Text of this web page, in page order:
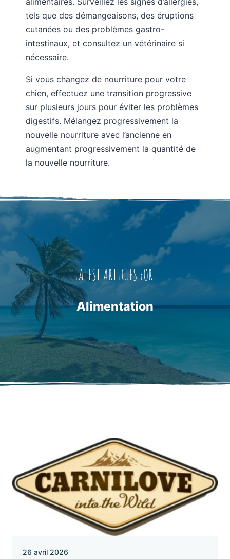
tels que des démangeaisons, des éruptions
cutanées ou des problèmes gastro-
intestinaux, et consultez un vétérinaire si
nécessaire.
Si vous changez de nourriture pour votre
chien, effectuez une transition progressive
sur plusieurs jours pour éviter les problèmes
digestifs. Mélangez progressivement la
nouvelle nourriture avec l’ancienne en
augmentant progressivement la quantité de
la nouvelle nourriture.
LATEST ARTICLES FOR:
Alimentation
26 avril 2026